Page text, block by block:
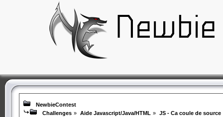
NewbieContest
Challenges » Aide Javascript/Java/HTML » JS - Ca coule de source